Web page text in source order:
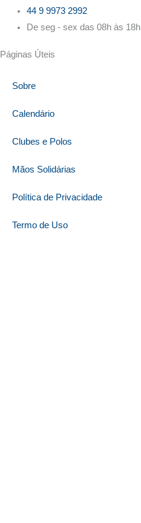
Páginas Úteis
Sobre
Calendário
Clubes e Polos
Mãos Solidárias
Política de Privacidade
Termo de Uso
44 9 9973 2992
De seg - sex das 08h às 18h